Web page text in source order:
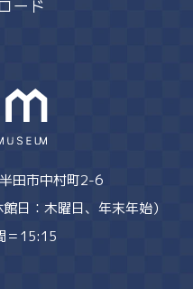
ード
田市中村町2-6
日：木曜日、年末年始）
＝15:15